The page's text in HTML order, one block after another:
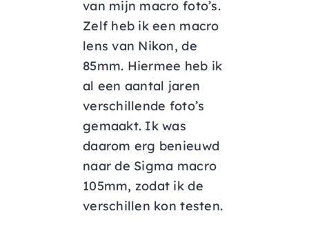
van mijn macro foto’s.
Zelf heb ik een macro
lens van Nikon, de
85mm. Hiermee heb ik
al een aantal jaren
verschillende foto’s
gemaakt. Ik was
daarom erg benieuwd
naar de Sigma macro
105mm, zodat ik de
verschillen kon testen.